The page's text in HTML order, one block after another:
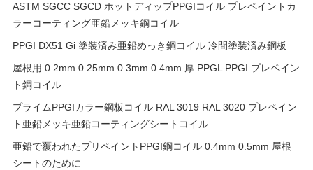
ASTM SGCC SGCD ホットディップPPGIコイル プレペイントカ
ラーコーティング亜鉛メッキ鋼コイル
PPGI DX51 Gi 塗装済み亜鉛めっき鋼コイル 冷間塗装済み鋼板
屋根用 0.2mm 0.25mm 0.3mm 0.4mm 厚 PPGL PPGI プレペイン
ト鋼コイル
プライムPPGIカラー鋼板コイル RAL 3019 RAL 3020 プレペイン
ト亜鉛メッキ亜鉛コーティングシートコイル
亜鉛で覆われたプリペイントPPGI鋼コイル 0.4mm 0.5mm 屋根
シートのために